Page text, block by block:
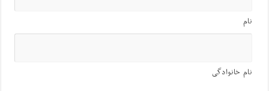
نام
نام خانوادگی